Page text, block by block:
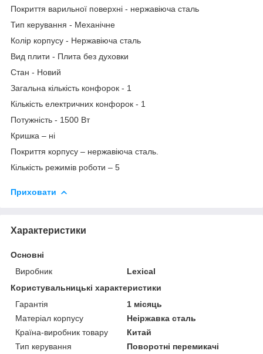
Покриття варильної поверхні - нержавіюча сталь
Тип керування - Механічне
Колір корпусу - Нержавіюча сталь
Вид плити - Плита без духовки
Стан - Новий
Загальна кількість конфорок - 1
Кількість електричних конфорок - 1
Потужність - 1500 Вт
Кришка – ні
Покриття корпусу – нержавіюча сталь.
Кількість режимів роботи – 5
Приховати
Характеристики
Основні
Виробник
Lexical
Користувальницькі характеристики
Гарантія
1 місяць
Матеріал корпусу
Неіржавка сталь
Країна-виробник товару
Китай
Тип керування
Поворотні перемикачі